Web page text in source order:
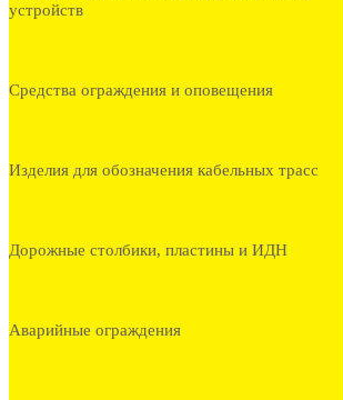
устройств
Средства ограждения и оповещения
Изделия для обозначения кабельных трасс
Дорожные столбики, пластины и ИДН
Аварийные ограждения